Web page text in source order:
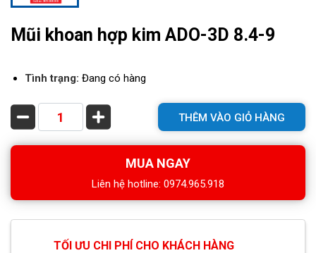
Mũi khoan hợp kim ADO-3D 8.4-9
Tình trạng: Đang có hàng
THÊM VÀO GIỎ HÀNG
MUA NGAY
Liên hệ hotline: 0974.965.918
TỐI ƯU CHI PHÍ CHO KHÁCH HÀNG